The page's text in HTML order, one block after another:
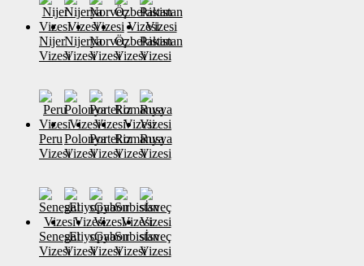
Nijer
Vizesi
Nijerya
Vizesi
Norveç
Vizesi
Özbekistan
Vizesi
Pakistan
Vizesi
Peru
Vizesi
Polonya
Vizesi
Portekiz
Vizesi
Romanya
Vizesi
Rusya
Vizesi
Senegal
Vizesi
sEtiyopya
Vizesi
sGabon
Vizesi
Sırbistan
Vizesi
sİsveç
Vizesi